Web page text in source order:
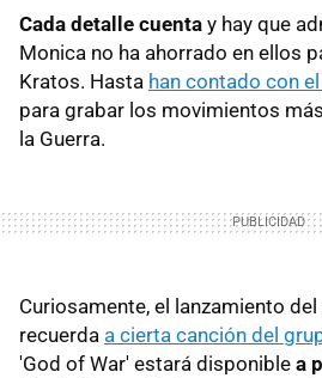
Cada detalle cuenta y hay que
Monica no ha ahorrado en ellos
Kratos. Hasta han contado con
para grabar los movimientos
la Guerra.
Curiosamente, el lanzamiento
recuerda a cierta canción del
'God of War' estará disponible a